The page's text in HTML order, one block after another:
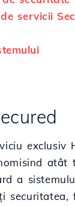
servicii
a